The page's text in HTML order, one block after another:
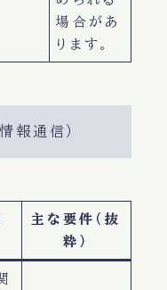
場合があ
ります。
報通信）
主な要件（抜
粋）